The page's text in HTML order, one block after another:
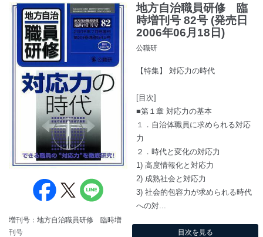
増刊号：地方自治職員研修 臨時増
刊号
地方自治職員研修 臨
時増刊号 82号 (発売日
2006年06月18日)
公職研
【特集】 対応力の時代
[目次]
■第１章 対応力の基本
１．自治体職員に求められる対応
力
２．時代と変化の対応力
1) 高度情報化と対応力
2) 成熟社会と対応力
3) 社会的包容力が求められる時代
への対...
目次を見る